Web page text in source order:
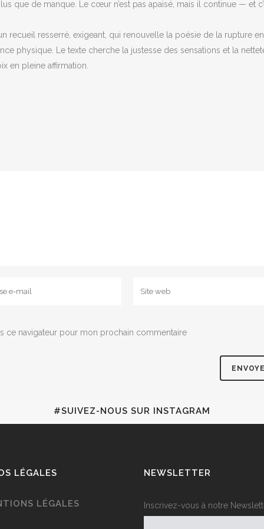
que de manque. Le cœur n’est pas apaisé, mais il continue — et
recueil resserré, exigeant, qui renouvelle la poésie de la rupture
physique. Le texte cherche la justesse des sensations et la
en pleine affirmation.
ce navigateur pour mon prochain commentaire
#SUIVEZ-NOUS SUR INSTAGRAM
LÉGALES
LÉGALES
NEWSLETTER
Inscrivez-vous à notre